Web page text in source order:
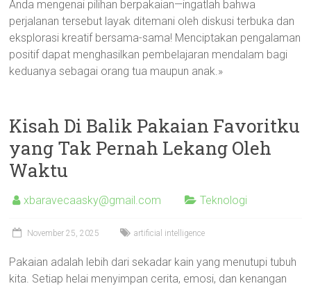
Anda mengenai pilihan berpakaian—ingatlah bahwa
perjalanan tersebut layak ditemani oleh diskusi terbuka dan
eksplorasi kreatif bersama-sama! Menciptakan pengalaman
positif dapat menghasilkan pembelajaran mendalam bagi
keduanya sebagai orang tua maupun anak.»
Kisah Di Balik Pakaian Favoritku
yang Tak Pernah Lekang Oleh
Waktu
xbaravecaasky@gmail.com Teknologi
November 25, 2025 artificial intelligence
Pakaian adalah lebih dari sekadar kain yang menutupi tubuh
kita. Setiap helai menyimpan cerita, emosi, dan kenangan